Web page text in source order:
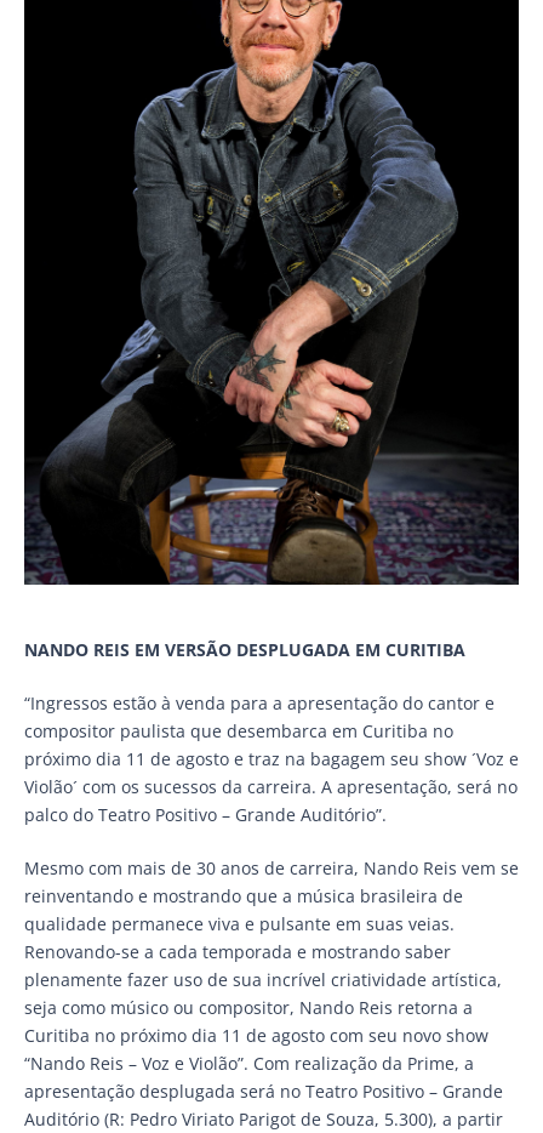
NANDO REIS EM VERSÃO DESPLUGADA EM CURITIBA
“Ingressos estão à venda para a apresentação do cantor e
compositor paulista que desembarca em Curitiba no
próximo dia 11 de agosto e traz na bagagem seu show ´Voz e
Violão´ com os sucessos da carreira. A apresentação, será no
palco do Teatro Positivo – Grande Auditório”.
Mesmo com mais de 30 anos de carreira, Nando Reis vem se
reinventando e mostrando que a música brasileira de
qualidade permanece viva e pulsante em suas veias.
Renovando-se a cada temporada e mostrando saber
plenamente fazer uso de sua incrível criatividade artística,
seja como músico ou compositor, Nando Reis retorna a
Curitiba no próximo dia 11 de agosto com seu novo show
“Nando Reis – Voz e Violão”. Com realização da Prime, a
apresentação desplugada será no Teatro Positivo – Grande
Auditório (R: Pedro Viriato Parigot de Souza, 5.300), a partir